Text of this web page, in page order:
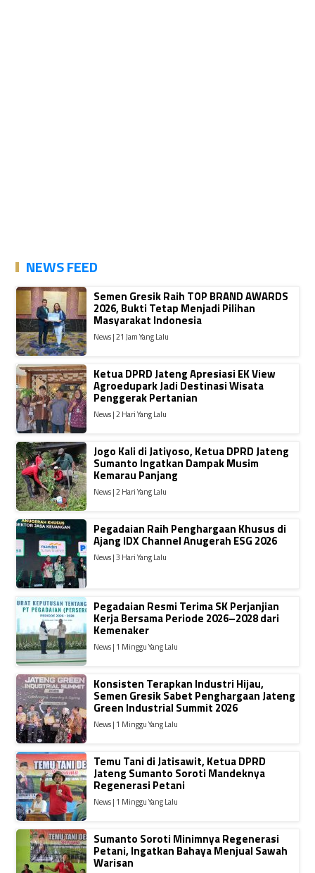
NEWS FEED
Semen Gresik Raih TOP BRAND AWARDS
2026, Bukti Tetap Menjadi Pilihan
Masyarakat Indonesia
News | 21 Jam Yang Lalu
Ketua DPRD Jateng Apresiasi EK View
Agroedupark Jadi Destinasi Wisata
Penggerak Pertanian
News | 2 Hari Yang Lalu
Jogo Kali di Jatiyoso, Ketua DPRD Jateng
Sumanto Ingatkan Dampak Musim
Kemarau Panjang
News | 2 Hari Yang Lalu
Pegadaian Raih Penghargaan Khusus di
Ajang IDX Channel Anugerah ESG 2026
News | 3 Hari Yang Lalu
Pegadaian Resmi Terima SK Perjanjian
Kerja Bersama Periode 2026–2028 dari
Kemenaker
News | 1 Minggu Yang Lalu
Konsisten Terapkan Industri Hijau,
Semen Gresik Sabet Penghargaan Jateng
Green Industrial Summit 2026
News | 1 Minggu Yang Lalu
Temu Tani di Jatisawit, Ketua DPRD
Jateng Sumanto Soroti Mandeknya
Regenerasi Petani
News | 1 Minggu Yang Lalu
Sumanto Soroti Minimnya Regenerasi
Petani, Ingatkan Bahaya Menjual Sawah
Warisan